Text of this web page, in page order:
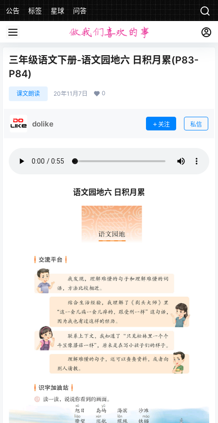
公告 标签 星球 问答
三年级语文下册-语文园地六 日积月累(P83-
P84)
课文朗读 20年11月7日 0
dolike 关注 私信
语文园地六 日积月累